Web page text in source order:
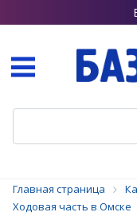
Главная страница
Ходовая часть в Омске